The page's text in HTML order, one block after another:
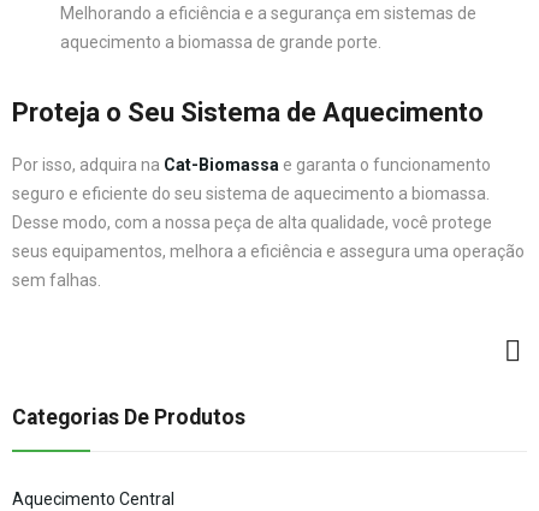
Melhorando a eficiência e a segurança em sistemas de
aquecimento a biomassa de grande porte.
Proteja o Seu Sistema de Aquecimento
Por isso, adquira na Cat-Biomassa e garanta o funcionamento
seguro e eficiente do seu sistema de aquecimento a biomassa.
Desse modo, com a nossa peça de alta qualidade, você protege
seus equipamentos, melhora a eficiência e assegura uma operação
sem falhas.
Categorias De Produtos
Aquecimento Central